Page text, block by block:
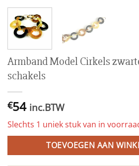
Armband Model Cirkels
schakels
€54 inc.BTW
Slechts 1 uniek stuk van in
TOEVOEGEN AAN